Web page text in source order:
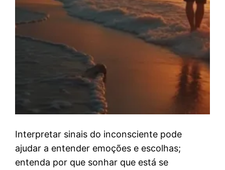
Interpretar sinais do inconsciente pode
ajudar a entender emoções e escolhas;
entenda por que sonhar que está se